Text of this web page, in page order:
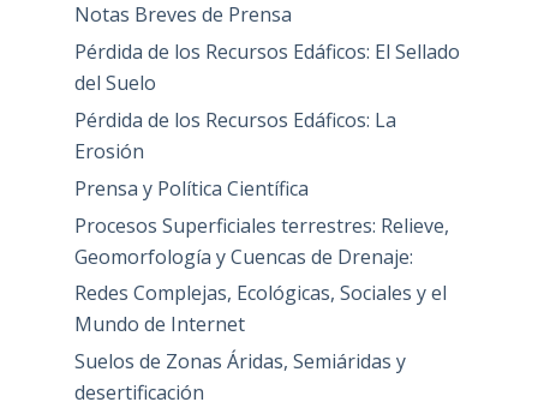
Notas Breves de Prensa
Pérdida de los Recursos Edáficos: El Sellado
del Suelo
Pérdida de los Recursos Edáficos: La
Erosión
Prensa y Política Científica
Procesos Superficiales terrestres: Relieve,
Geomorfología y Cuencas de Drenaje:
Redes Complejas, Ecológicas, Sociales y el
Mundo de Internet
Suelos de Zonas Áridas, Semiáridas y
desertificación